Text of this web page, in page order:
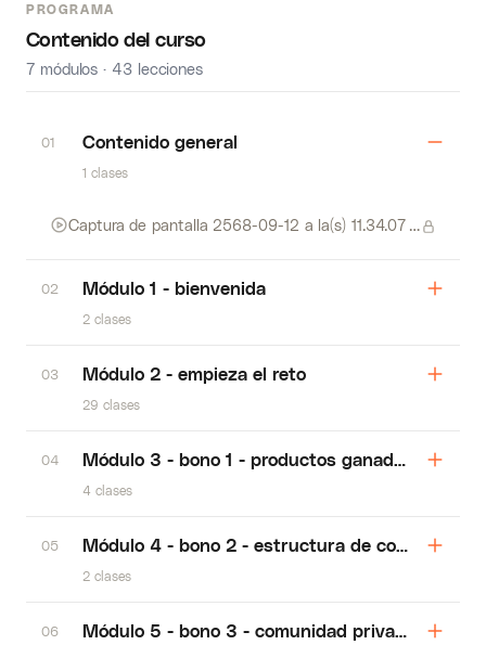
PROGRAMA
Contenido del curso
7 módulos · 43 lecciones
01 Contenido general
1 clases
Captura de pantalla 2568-09-12 a la(s) 11.34.07 a. m
02 Módulo 1 - bienvenida
2 clases
03 Módulo 2 - empieza el reto
29 clases
04 Módulo 3 - bono 1 - productos ganadores
4 clases
05 Módulo 4 - bono 2 - estructura de copys para
2 clases
06 Módulo 5 - bono 3 - comunidad privada